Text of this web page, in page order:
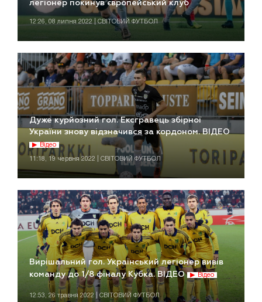
легіонер покинув європейський клуб
12:26, 08 липня 2022 | СВІТОВИЙ ФУТБОЛ
Дуже курйозний гол. Ексгравець збірної
України знову відзначився за кордоном. ВІДЕО
Відео
11:18, 19 червня 2022 | СВІТОВИЙ ФУТБОЛ
Вирішальний гол. Український легіонер вивів
команду до 1/8 фіналу Кубка. ВІДЕО
Відео
12:53, 26 травня 2022 | СВІТОВИЙ ФУТБОЛ